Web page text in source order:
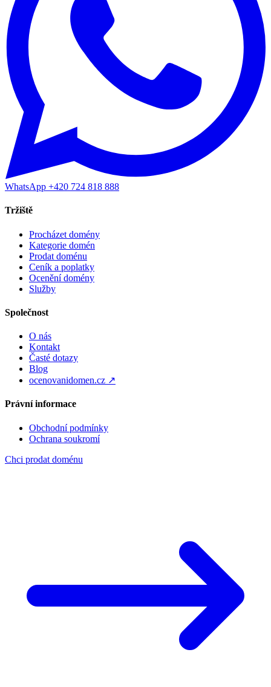
WhatsApp +420 724 818 888
Tržiště
Procházet domény
Kategorie domén
Prodat doménu
Ceník a poplatky
Ocenění domény
Služby
Společnost
O nás
Kontakt
Časté dotazy
Blog
ocenovanidomen.cz ↗
Právní informace
Obchodní podmínky
Ochrana soukromí
Chci prodat doménu